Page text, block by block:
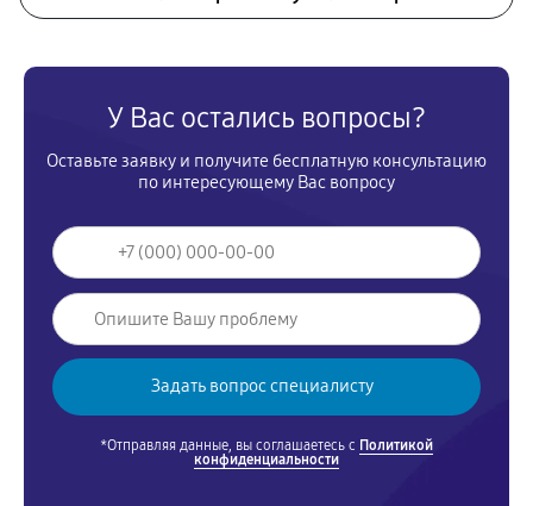
У Вас остались вопросы?
Оставьте заявку и получите бесплатную консультацию
по интересующему Вас вопросу
*Отправляя данные, вы соглашаетесь с Политикой
конфиденциальности